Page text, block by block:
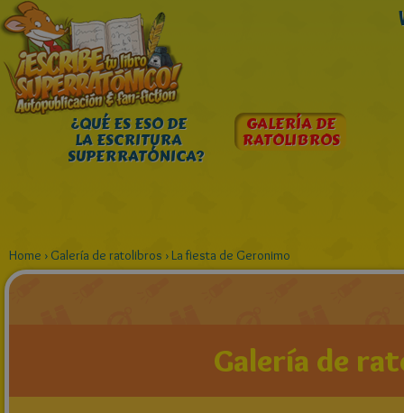
¿QUÉ ES ESO DE
LA ESCRITURA
SUPERRATÓNICA?
GALERÍA DE
RATOLIBROS
Home › Galería de ratolibros › La fiesta de Geronimo
Galería de